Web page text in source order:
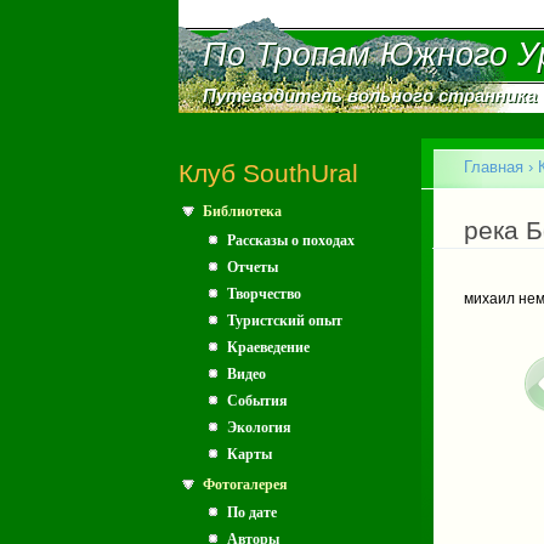
По Тропам Южного
По Тропам Южного
Путеводитель вольного странника
Путеводитель вольного странника
Клуб SouthUral
Библиотека
Рассказы о походах
Отчеты
Творчество
Туристский опыт
Краеведение
Видео
События
Экология
Карты
Фотогалерея
По дате
Авторы
Вы
Главная ›
река
михаил нем